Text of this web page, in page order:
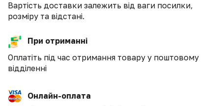
Вартість доставки залежить від ваги посилки,
розміру та відстані.
При отриманні
Оплатіть під час отримання товару у поштовому
відділенні
Онлайн-оплата